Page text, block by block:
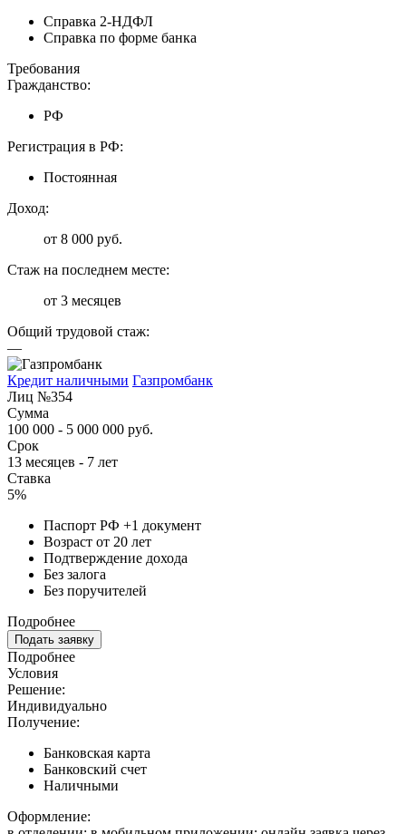
Справка 2-НДФЛ
Справка по форме банка
Требования
Гражданство:
РФ
Регистрация в РФ:
Постоянная
Доход:
от 8 000 руб.
Стаж на последнем месте:
от 3 месяцев
Общий трудовой стаж:
—
Кредит наличными Газпромбанк
Лиц №354
Сумма
100 000 - 5 000 000 руб.
Срок
13 месяцев - 7 лет
Ставка
5%
Паспорт РФ +1 документ
Возраст от 20 лет
Подтверждение дохода
Без залога
Без поручителей
Подробнее
Подать заявку
Подробнее
Условия
Решение:
Индивидуально
Получение:
Банковская карта
Банковский счет
Наличными
Оформление: